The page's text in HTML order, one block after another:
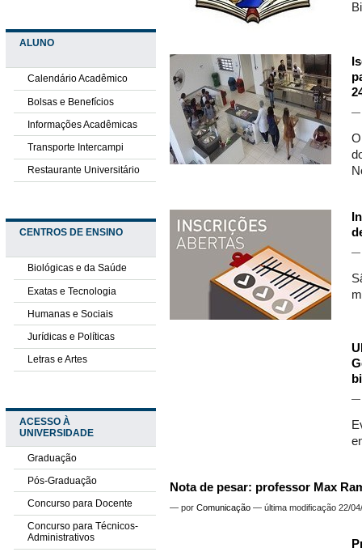
ALUNO
Calendário Acadêmico
Bolsas e Benefícios
Informações Acadêmicas
Transporte Intercampi
Restaurante Universitário
CENTROS DE ENSINO
Biológicas e da Saúde
Exatas e Tecnologia
Humanas e Sociais
Jurídicas e Políticas
Letras e Artes
ACESSO À
UNIVERSIDADE
Graduação
Pós-Graduação
Concurso para Docente
Concurso para Técnicos-
Administrativos
Nota de pesar: professor Max
—porComunicação — última modificação 22/